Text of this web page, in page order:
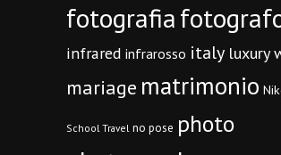
fotografia
infrared infrarosso italy luxury
mariage matrimonio
School Travel no pose photo